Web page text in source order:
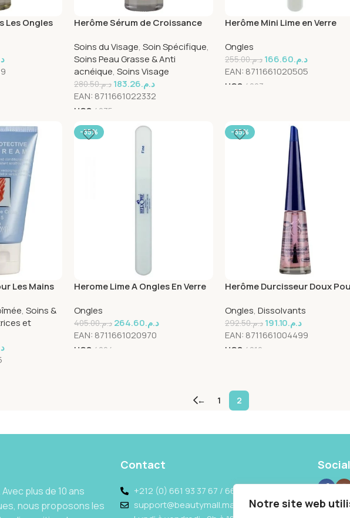
Notre site web
Les Ongles
Herôme Sérum de Croissance
Soins du Visage, Soin Spécifique,
Soins Peau Grasse & Anti
acnéique, Soins Visage
د.م.280.50 د.م.183.26
EAN: 8711661022332
UGS 4035
Herôme Mini Lime en Verre
Ongles
د.م.255.00 د.م.166.60
EAN: 8711661020505
UGS 4023
Les Mains
, Soins &
et
-35%
Herome Lime A Ongles En Verre
Ongles
د.م.405.00 د.م.264.60
EAN: 8711661020970
UGS 4024
-35%
Herôme Durcisseur Doux
Ongles, Dissolvants
د.م.292.50 د.م.191.10
EAN: 8711661004499
UGS 4012
← 1 2
plus de 10 ans
nous proposons les
Contact
+212 (0) 661 93 37 67 / 662 69 10 87
support@beautymall.ma